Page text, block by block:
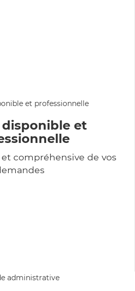
disponible et
compréhensive de vos